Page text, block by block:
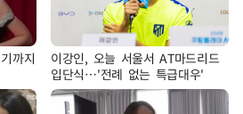
까지
이강인, 오늘 서울서 AT마드리드
입단식…'전례 없는 특급대우'